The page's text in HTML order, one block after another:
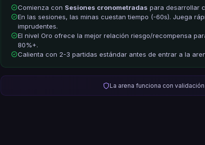
Comienza con Sesiones cronometradas para desarrollar
En las sesiones, las minas cuestan tiempo (-60s). Juega
imprudentes.
El nivel Oro ofrece la mejor relación riesgo/recompensa
80%+.
Calienta con 2-3 partidas estándar antes de entrar a la
La arena funciona con